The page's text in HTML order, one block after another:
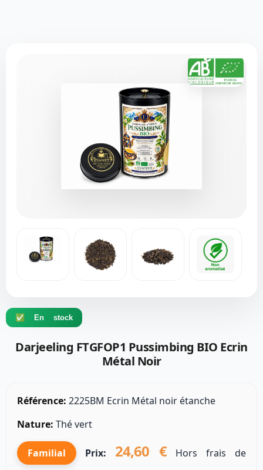
✅ En stock
Darjeeling FTGFOP1 Pussimbing BIO Ecrin
Métal Noir
Référence: 2225BM Ecrin Métal noir étanche
Nature: Thé vert
Familial Prix: 24,60 €Hors frais de